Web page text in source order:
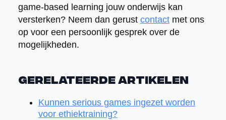
game-based learning jouw onderwijs kan
versterken? Neem dan gerust contactmet ons
op voor een persoonlijk gesprek over de
mogelijkheden.
Gerelateerde artikelen
Kunnen serious games ingezet worden
voor ethiektraining?